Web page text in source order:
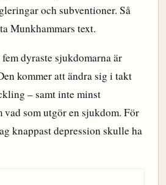
och subventioner. Så
Munkhammars text.
dyraste sjukdomarna är
kommer att ändra sig i takt
– samt inte minst
vad som utgör en sjukdom. För
knappast depression skulle ha